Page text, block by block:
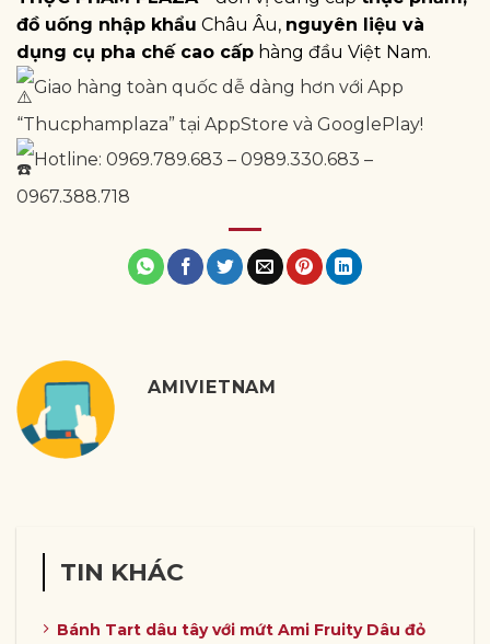
đồ uống nhập khẩu Châu Âu, nguyên liệu và
dụng cụ pha chế cao cấp hàng đầu Việt Nam.
Giao hàng toàn quốc dễ dàng hơn với App
“Thucphamplaza” tại AppStore và GooglePlay!
Hotline: 0969.789.683 – 0989.330.683 –
0967.388.718
AMIVIETNAM
TIN KHÁC
Bánh Tart dâu tây với mứt Ami Fruity Dâu đỏ